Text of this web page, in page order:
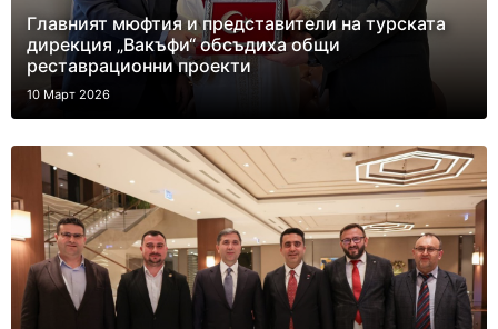
Главният мюфтия и представители на турската
дирекция „Вакъфи“ обсъдиха общи
реставрационни проекти
10 Март 2026